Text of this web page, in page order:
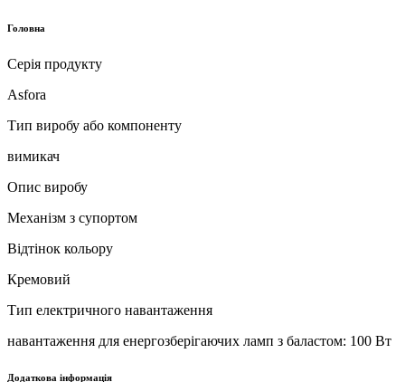
Головна
Серія продукту
Asfora
Тип виробу або компоненту
вимикач
Опис виробу
Механізм з супортом
Відтінок кольору
Кремовий
Тип електричного навантаження
навантаження для енергозберігаючих ламп з баластом: 100 Вт
Додаткова інформація